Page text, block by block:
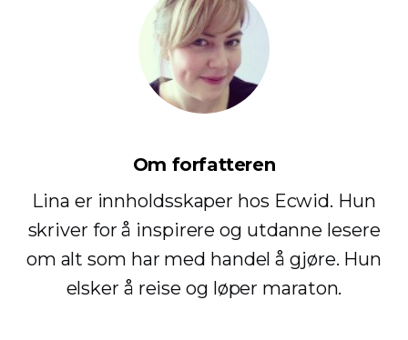
Om forfatteren
Lina er innholdsskaper hos Ecwid. Hun
skriver for å inspirere og utdanne lesere
om alt som har med handel å gjøre. Hun
elsker å reise og løper maraton.